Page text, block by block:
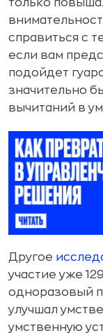
только
справиться с
если вам
подойдет
значительно
вычитаний в
Другое
участие уже
одноразовый
улучшал
умственную